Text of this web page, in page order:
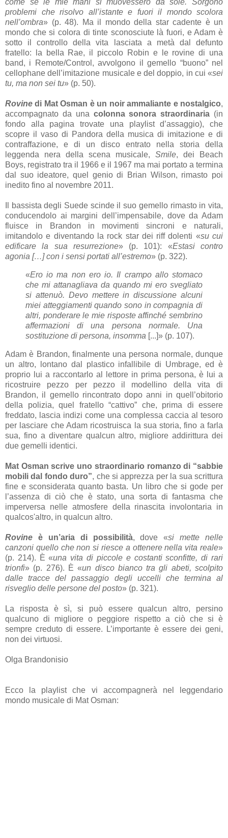
problemi che risolvo all’istante e fuori il mondo scolora
nell’ombra» (p. 48). Ma il mondo della star cadente è un
mondo che si colora di tinte sconosciute là fuori, e Adam è
sotto il controllo della vita lasciata a metà dal defunto
fratello: la bella Rae, il piccolo Robin e le rovine di una
band, i Remote/Control, avvolgono il gemello “buono” nel
cellophane dell’imitazione musicale e del doppio, in cui «sei
tu, ma non sei tu» (p. 50).
Rovine di Mat Osman è un noir ammaliante e nostalgico,
accompagnato da una colonna sonora straordinaria (in
fondo alla pagina trovate una playlist d’assaggio), che
scopre il vaso di Pandora della musica di imitazione e di
contraffazione, e di un disco entrato nella storia della
leggenda nera della scena musicale, Smile, dei Beach
Boys, registrato tra il 1966 e il 1967 ma mai portato a termina
dal suo ideatore, quel genio di Brian Wilson, rimasto poi
inedito fino al novembre 2011.
Il bassista degli Suede scinde il suo gemello rimasto in vita,
conducendolo ai margini dell’impensabile, dove da Adam
fluisce in Brandon in movimenti sincroni e naturali,
imitandolo e diventando la rock star dei riff dolenti «su cui
edificare la sua resurrezione» (p. 101): «Estasi contro
agonia […] con i sensi portati all’estremo» (p. 322).
«Ero io ma non ero io. Il crampo allo stomaco
che mi attanagliava da quando mi ero svegliato
si attenuò. Devo mettere in discussione alcuni
miei atteggiamenti quando sono in compagnia di
altri, ponderare le mie risposte affinché sembrino
affermazioni di una persona normale. Una
sostituzione di persona, insomma [...]» (p. 107).
Adam è Brandon, finalmente una persona normale, dunque
un altro, lontano dal plastico infallibile di Umbrage, ed è
proprio lui a raccontarlo al lettore in prima persona, è lui a
ricostruire pezzo per pezzo il modellino della vita di
Brandon, il gemello rincontrato dopo anni in quell’obitorio
della polizia, quel fratello “cattivo” che, prima di essere
freddato, lascia indizi come una complessa caccia al tesoro
per lasciare che Adam ricostruisca la sua storia, fino a farla
sua, fino a diventare qualcun altro, migliore addirittura dei
due gemelli identici.
Mat Osman scrive uno straordinario romanzo di “sabbie
mobili dal fondo duro”, che si apprezza per la sua scrittura
fine e sconsiderata quanto basta. Un libro che si gode per
l’assenza di ciò che è stato, una sorta di fantasma che
imperversa nelle atmosfere della rinascita involontaria in
qualcos'altro, in qualcun altro.
Rovine è un’aria di possibilità, dove «si mette nelle
canzoni quello che non si riesce a ottenere nella vita reale»
(p. 214). È «una vita di piccole e costanti sconfitte, di rari
trionfi» (p. 276). È «un disco bianco tra gli abeti, scolpito
dalle tracce del passaggio degli uccelli che termina al
risveglio delle persone del posto» (p. 321).
La risposta è sì, si può essere qualcun altro, persino
qualcuno di migliore o peggiore rispetto a ciò che si è
sempre creduto di essere. L’importante è essere dei geni,
non dei virtuosi.
Olga Brandonisio
Ecco la playlist che vi accompagnerà nel leggendario
mondo musicale di Mat Osman: